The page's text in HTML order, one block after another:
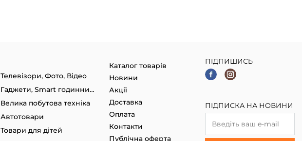
Телевізори, Фото, Відео
Гаджети, Smart годинники
Велика побутова техніка
Автотовари
Товари для дітей
Каталог товарів
Новини
Акції
Доставка
Оплата
Контакти
Публічна оферта
ПІДПИШИСЬ
ПІДПИСКА НА НОВИНИ